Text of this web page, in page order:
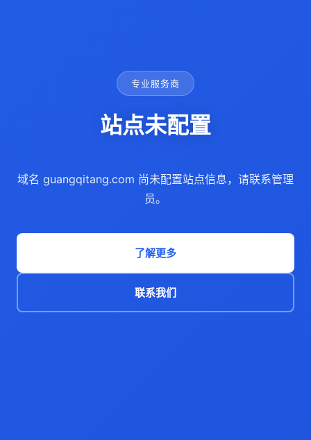
专业服务商
站点未配置
域名 guangqitang.com 尚未配置站点信息，请联系管理
员。
了解更多
联系我们